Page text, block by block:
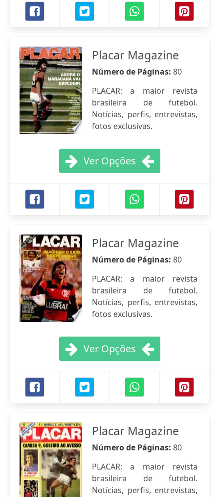
Placar Magazine
Número de Páginas: 80
PLACAR: a maior revista
brasileira de futebol.
Notícias, perfis, entrevistas,
fotos exclusivas.
Ver Opções
Placar Magazine
Número de Páginas: 80
PLACAR: a maior revista
brasileira de futebol.
Notícias, perfis, entrevistas,
fotos exclusivas.
Ver Opções
Placar Magazine
Número de Páginas: 80
PLACAR: a maior revista
brasileira de futebol.
Notícias, perfis, entrevistas,